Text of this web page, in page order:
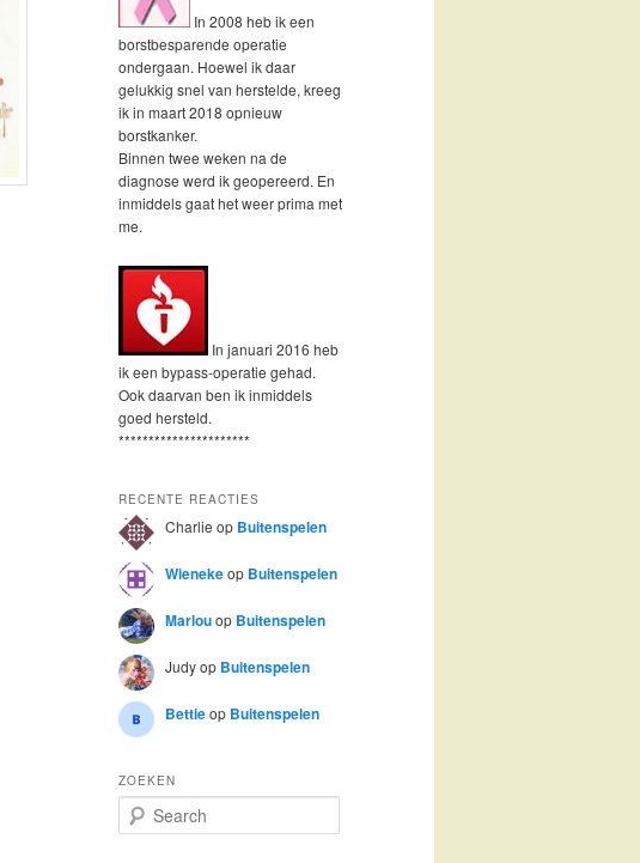
In 2008 heb ik een
borstbesparende operatie
ondergaan. Hoewel ik daar
gelukkig snel van herstelde, kreeg
ik in maart 2018 opnieuw
borstkanker.
Binnen twee weken na de
diagnose werd ik geopereerd. En
inmiddels gaat het weer prima met
me.
In januari 2016 heb
ik een bypass-operatie gehad.
Ook daarvan ben ik inmiddels
goed hersteld.
**********************
RECENTE REACTIES
Charlie op Buitenspelen
Wienekeop Buitenspelen
Marlouop Buitenspelen
Judyop Buitenspelen
Bettieop Buitenspelen
ZOEKEN
e